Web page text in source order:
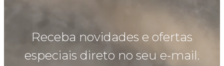
Receba novidades e ofertas
especiais direto no seu e-mail.